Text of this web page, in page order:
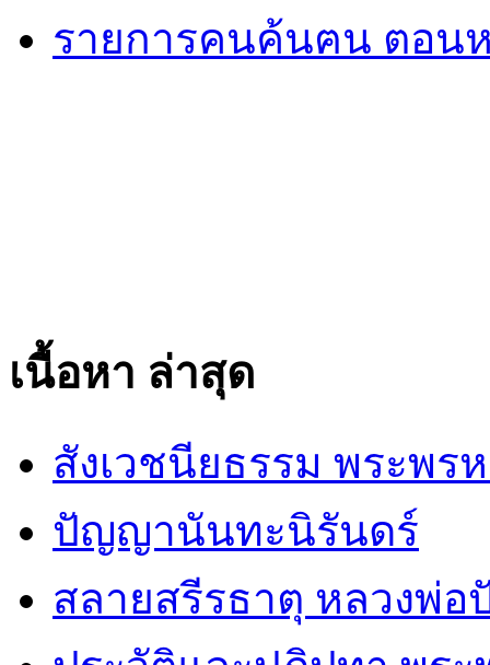
รายการคนค้นฅน ตอ
เนื้อหา ล่าสุด
สังเวชนียธรรม พระพ
ปัญญานันทะนิรันดร์
สลายสรีรธาตุ หลวงพ่